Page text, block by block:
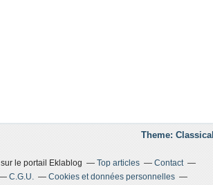
Theme:
sur le portail Eklablog Top articles
Contact
C.G.U.
Cookies et données personnelles